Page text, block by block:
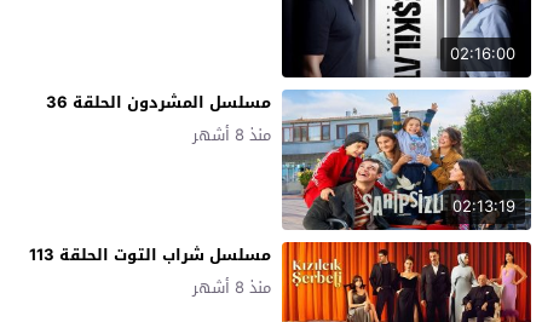
02:16:00
02:13:19
مسلسل المشردون الحلقة 36
منذ 8 أشهر
مسلسل شراب التوت الحلقة 113
منذ 8 أشهر